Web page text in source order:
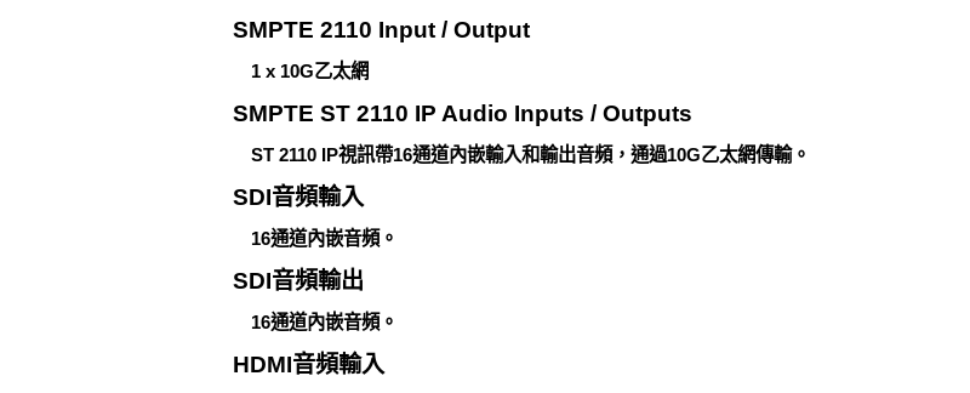
SMPTE 2110 Input / Output
1 x 10G乙太網
SMPTE ST 2110 IP Audio Inputs / Outputs
ST 2110 IP視訊帶16通道內嵌輸入和輸出音頻，通過10G乙太網傳輸。
SDI音頻輸入
16通道內嵌音頻。
SDI音頻輸出
16通道內嵌音頻。
HDMI音頻輸入